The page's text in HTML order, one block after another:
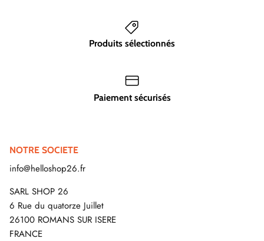
Produits sélectionnés
Paiement sécurisés
NOTRE SOCIETE
info@helloshop26.fr
SARL SHOP 26
6 Rue du quatorze Juillet
26100 ROMANS SUR ISERE
FRANCE